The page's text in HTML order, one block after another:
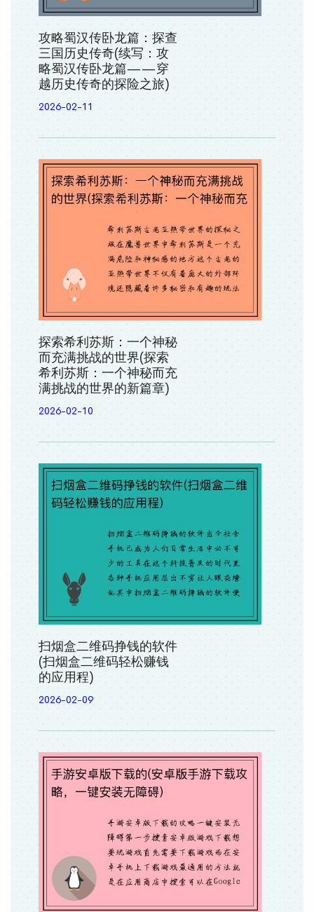
攻略蜀汉传卧龙篇：探查
三国历史传奇(续写：攻
略蜀汉传卧龙篇——穿
越历史传奇的探险之旅)
2026-02-11
探索希利苏斯：一个神秘
而充满挑战的世界(探索
希利苏斯：一个神秘而充
满挑战的世界的新篇章)
2026-02-10
扫烟盒二维码挣钱的软件
(扫烟盒二维码轻松赚钱
的应用程)
2026-02-09